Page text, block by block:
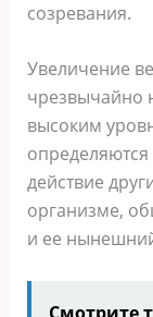
созревания.
Увеличение
чрезвычайно
высоким
действие
организме,
и ее